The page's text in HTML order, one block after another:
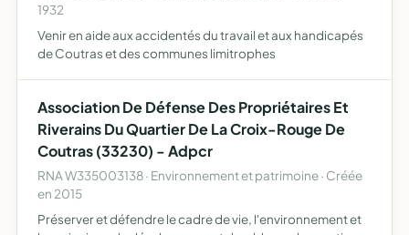
1932
Venir en aide aux accidentés du travail et aux handicapés
de Coutras et des communes limitrophes
Association De Défense Des Propriétaires Et
Riverains Du Quartier De La Croix-Rouge De
Coutras (33230) - Adpcr
RNA W335003138 · Environnement et patrimoine · Créée
en 2015
Préserver et défendre le cadre de vie, l'environnement et